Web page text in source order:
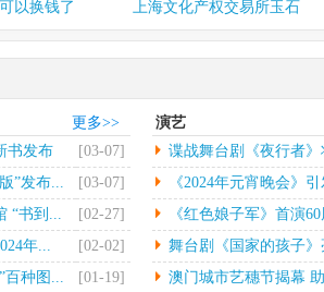
京2月26日电（记
中新网北
2月26日电（记者
者从江西省景德
]
光明日报
（记者郭
文联... [
钱了
上海文化产权交易所玉石
交易中...
更多>>
书发布
[03-07]
”发布...
[03-07]
“书到...
[02-27]
年...
[02-02]
百种图...
[01-19]
演艺
谍战舞台剧《夜行者
《2024年元宵晚会》
《红色娘子军》首演
舞台剧《国家的孩子》
大...
澳门城市艺穗节揭幕